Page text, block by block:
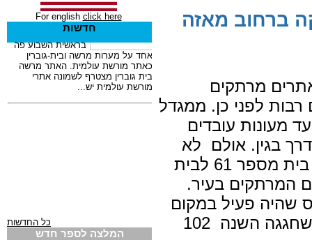
ברחוב מאזה
מרתקים
לפני כן. ממגדל
מעונות עובדים
בגין. אולם לא
רחוק משם, בחצר המפרידה בין בית מספר 61 לבית
המרתקים בעיר.
שהיה פעיל במקום
40 שנה לפני הקמתה של ת"א, שחגגה השנה 102
For english click here
חדשות
כל החדשות
המלצה לספר חדש